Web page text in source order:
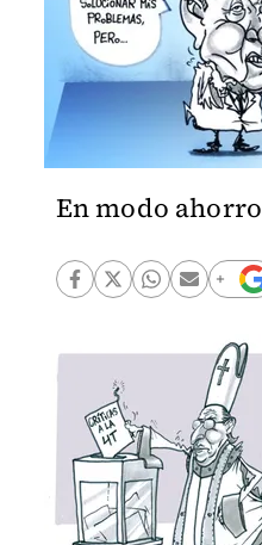
En modo ahorro